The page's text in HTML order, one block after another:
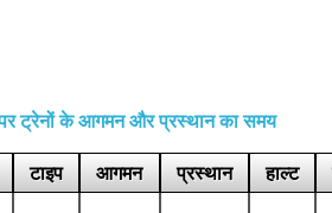
ट्रेनों के आगमन और प्रस्थान का समय
टाइप आगमन प्रस्थान हाल्ट